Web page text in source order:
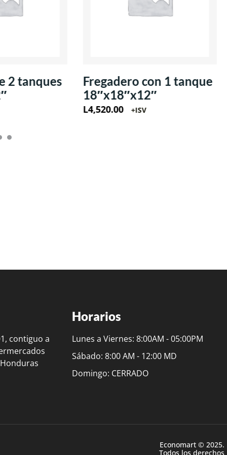
2 tanques
Fregadero con 1 tanque
18″x18″x12″
L4,520.00 +ISV
contiguo a
Horarios
Lunes a Viernes: 8:00AM - 05:00PM
Sábado: 8:00 AM - 12:00 MD
Domingo: CERRADO
Economart © 2025.
Todos los derechos